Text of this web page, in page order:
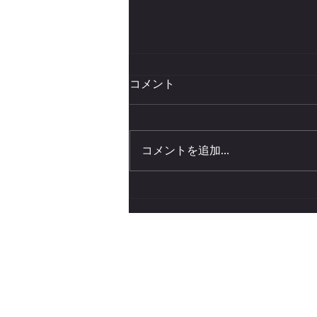
部頭髪の魅力と活用方法
コメント
コメントを追加…